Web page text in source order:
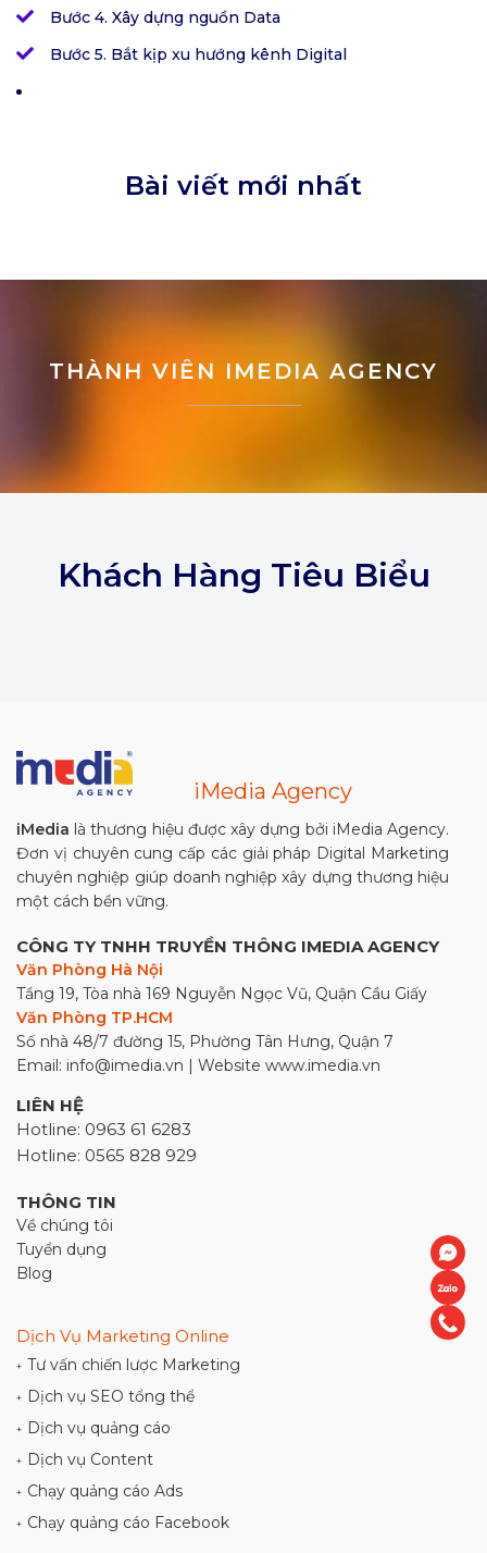
Bước 4. Xây dựng nguồn Data
Bước 5. Bắt kịp xu hướng kênh Digital
Bài viết mới nhất
THÀNH VIÊN IMEDIA AGENCY
Khách Hàng Tiêu Biểu
iMedia Agency
iMedia là thương hiệu được xây dựng bởi iMedia Agency.
Đơn vị chuyên cung cấp các giải pháp Digital Marketing
chuyên nghiệp giúp doanh nghiệp xây dựng thương hiệu
một cách bền vững.
CÔNG TY TNHH TRUYỀN THÔNG IMEDIA AGENCY
Văn Phòng Hà Nội
Tầng 19, Tòa nhà 169 Nguyễn Ngọc Vũ, Quận Cầu Giấy
Văn Phòng TP.HCM
Số nhà 48/7 đường 15, Phường Tân Hưng, Quận 7
Email: info@imedia.vn | Website www.imedia.vn
LIÊN HỆ
Hotline: 0963 61 6283
Hotline: 0565 828 929
THÔNG TIN
Về chúng tôi
Tuyển dụng
Blog
Dịch Vụ Marketing Online
+ Tư vấn chiến lược Marketing
+ Dịch vụ SEO tổng thể
+ Dịch vụ quảng cáo
+ Dịch vụ Content
+ Chạy quảng cáo Ads
+ Chạy quảng cáo Facebook